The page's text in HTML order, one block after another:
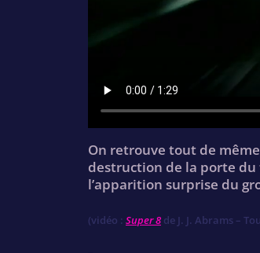
On retrouve tout de
destruction de la porte du
l’apparition surprise du
(vidéo : Super 8 de J. J. Abrams –